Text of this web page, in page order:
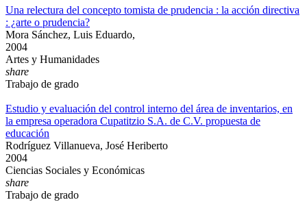
Una relectura del concepto tomista de prudencia : la acción directiva
: ¿arte o prudencia?
Mora Sánchez, Luis Eduardo,
2004
Artes y Humanidades
share
Trabajo de grado
Estudio y evaluación del control interno del área de inventarios, en
la empresa operadora Cupatitzio S.A. de C.V. propuesta de
educación
Rodríguez Villanueva, José Heriberto
2004
Ciencias Sociales y Económicas
share
Trabajo de grado